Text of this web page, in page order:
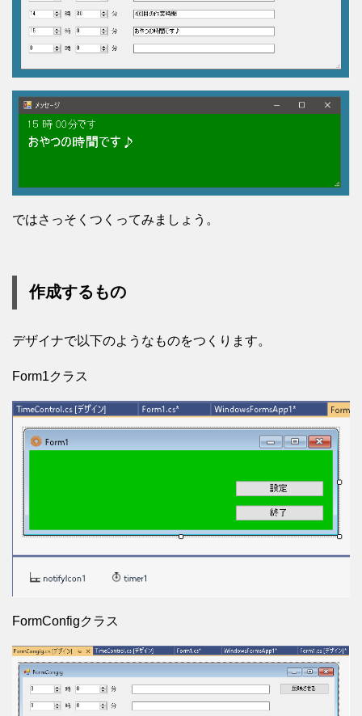
ではさっそくつくってみましょう。
作成するもの
デザイナで以下のようなものをつくります。
Form1クラス
FormConfigクラス